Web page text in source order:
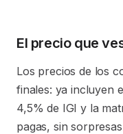
El precio que
Los precios de los
finales: ya incluyen
4,5% de IGI y la
pagas, sin